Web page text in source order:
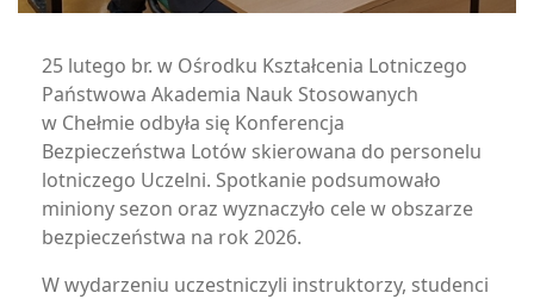
25 lutego br. w Ośrodku Kształcenia Lotniczego
Państwowa Akademia Nauk Stosowanych
w Chełmie odbyła się Konferencja
Bezpieczeństwa Lotów skierowana do personelu
lotniczego Uczelni. Spotkanie podsumowało
miniony sezon oraz wyznaczyło cele w obszarze
bezpieczeństwa na rok 2026.
W wydarzeniu uczestniczyli instruktorzy, studenci